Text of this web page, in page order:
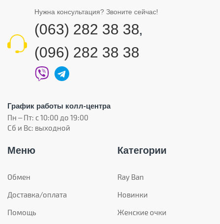
Нужна консультация? Звоните сейчас!
(063) 282 38 38,
(096) 282 38 38
График работы колл-центра
Пн – Пт: с 10:00 до 19:00
Сб и Вс: выходной
Меню
Обмен
Доставка/оплата
Помощь
Категории
Ray Ban
Новинки
Женские очки